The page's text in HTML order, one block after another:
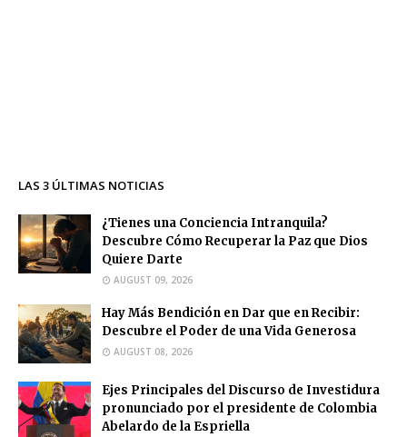
LAS 3 ÚLTIMAS NOTICIAS
¿Tienes una Conciencia Intranquila?
Descubre Cómo Recuperar la Paz que Dios
Quiere Darte
AUGUST 09, 2026
Hay Más Bendición en Dar que en Recibir:
Descubre el Poder de una Vida Generosa
AUGUST 08, 2026
Ejes Principales del Discurso de Investidura
pronunciado por el presidente de Colombia
Abelardo de la Espriella